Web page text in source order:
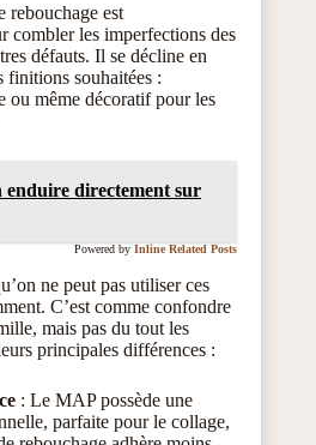
rebouchage est
combler les imperfections des
défauts. Il se décline en
finitions souhaitées :
ou même décoratif pour les
enduire directement sur
Powered by Inline Related Posts
ne peut pas utiliser ces
C’est comme confondre
mais pas du tout les
principales différences :
: Le MAP possède une
parfaite pour le collage,